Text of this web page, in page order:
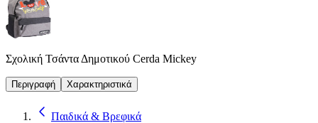
Σχολική Τσάντα Δημοτικού Cerda Mickey
Περιγραφή Χαρακτηριστικά
Παιδικά & Βρεφικά